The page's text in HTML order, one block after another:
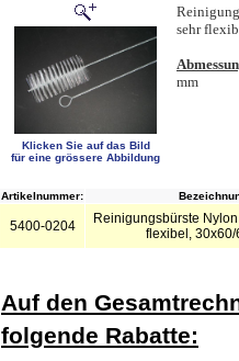
Klicken Sie auf das Bild
für eine grössere Abbildung
sehr
mm
Artikelnummer:
5400-0204
Reinigungsbürste
flexibel, 30x60/
Auf den
folgende Rabatte: